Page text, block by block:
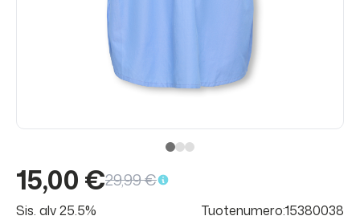
15,00 €29,99 €
Sis. alv 25.5% Tuotenumero:15380038